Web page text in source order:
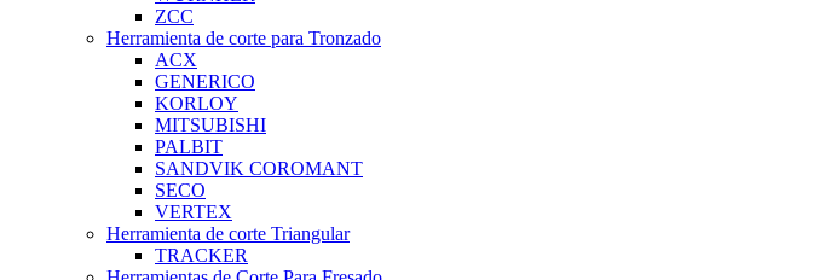
ZCC
Herramienta de corte para Tronzado
ACX
GENERICO
KORLOY
MITSUBISHI
PALBIT
SANDVIK COROMANT
SECO
VERTEX
Herramienta de corte Triangular
TRACKER